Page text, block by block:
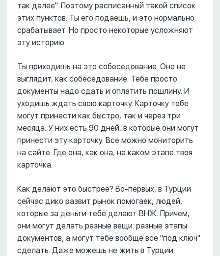
так далее". Поэтому расписанный такой список
этих пунктов. Ты его подаешь, и это нормально
срабатывает. Но просто некоторые усложняют
эту историю.
Ты приходишь на это собеседование. Оно не
выглядит, как собеседование. Тебе просто
документы надо сдать и оплатить пошлину. И
уходишь ждать свою карточку. Карточку тебе
могут принести как быстро, так и через три
месяца. У них есть 90 дней, в которые они могут
принести эту карточку. Все можно мониторить
на сайте. Где она, как она, на каком этапе твоя
карточка.
Как делают это быстрее? Во-первых, в Турции
сейчас дико развит рынок помогаек, людей,
которые за деньги тебе делают ВНЖ. Причем,
они могут делать разные вещи: разные этапы
документов, а могут тебе вообще все "под ключ"
сделать. Даже можешь не жить в Турции.